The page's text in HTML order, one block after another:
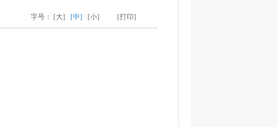
[打印]
字号： [大] [中] [小]